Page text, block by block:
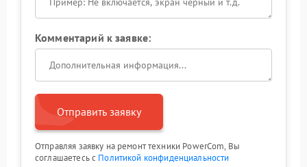
Комментарий к заявке:
Отправить заявку
Отправляя заявку на ремонт техники PowerCom, Вы
соглашаетесь с Политикой конфиденциальности